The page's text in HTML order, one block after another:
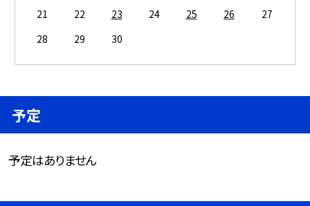
21
22 23 24 25 26
27
28
29 30
予定
予定はありません